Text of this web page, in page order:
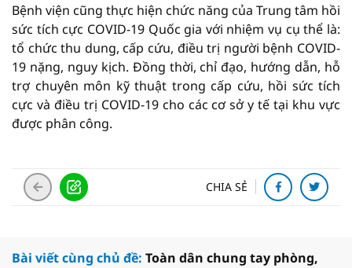
Bệnh viện cũng thực hiện chức năng của Trung tâm hồi
sức tích cực COVID-19 Quốc gia với nhiệm vụ cụ thể là:
tổ chức thu dung, cấp cứu, điều trị người bệnh COVID-
19 nặng, nguy kịch. Đồng thời, chỉ đạo, hướng dẫn, hỗ
trợ chuyên môn kỹ thuật trong cấp cứu, hồi sức tích
cực và điều trị COVID-19 cho các cơ sở y tế tại khu vực
được phân công.
CHIA SẺ
Bài viết cùng chủ đề: Toàn dân chung tay phòng,